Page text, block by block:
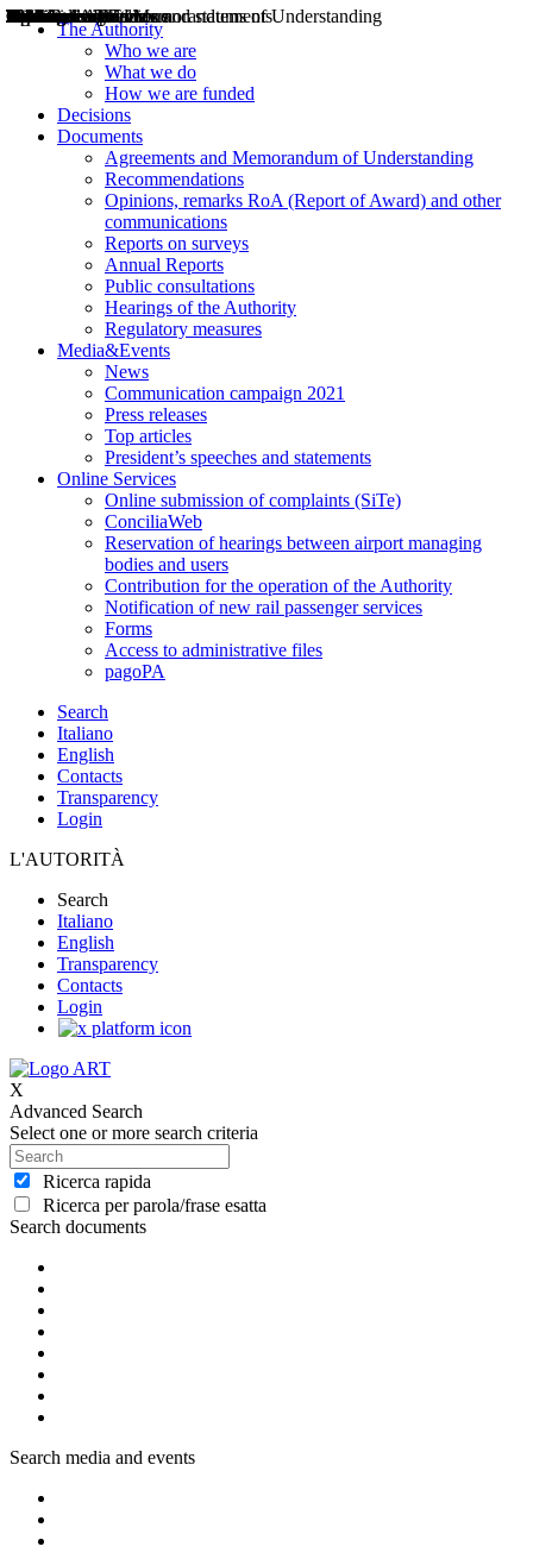
The Authority
Who we are
What we do
How we are funded
Decisions
Documents
Agreements and Memorandum of Understanding
Recommendations
Opinions, remarks RoA (Report of Award) and other
communications
Reports on surveys
Annual Reports
Public consultations
Hearings of the Authority
Regulatory measures
Media&Events
News
Communication campaign 2021
Press releases
Top articles
President’s speeches and statements
Online Services
Online submission of complaints (SiTe)
ConciliaWeb
Reservation of hearings between airport managing
bodies and users
Contribution for the operation of the Authority
Notification of new rail passenger services
Forms
Access to administrative files
pagoPA
Search
Italiano
English
Contacts
Transparency
Login
L'AUTORITÀ
Search
Italiano
English
Transparency
Contacts
Login
X
Advanced Search
Select one or more search criteria
Ricerca rapida
Ricerca per parola/frase esatta
Search documents
Decisions
Opinions
Public consultations
Hearings
Recommendations
Agreements and Memorandums of Understanding
Relazioni annuali
Misure di regolazione
Search media and events
News
Press Releases
Bollettini ART
Convegni ART
President’s interviews
Top articles
President’s speeches and statements
2004
2005
2010
2013
2014
2015
2016
2017
2018
2019
202
2020
2021
2022
2023
2024
2025
2026
Aereo
Marittimo
Terrestre